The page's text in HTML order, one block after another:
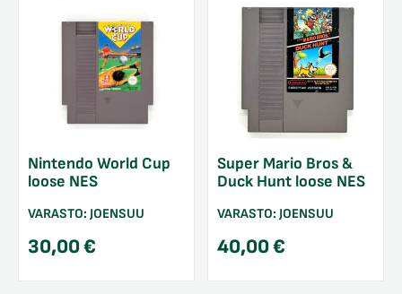
Nintendo World Cup
loose NES
VARASTO: JOENSUU
30,00€
Super Mario Bros &
Duck Hunt loose NES
VARASTO: JOENSUU
40,00€